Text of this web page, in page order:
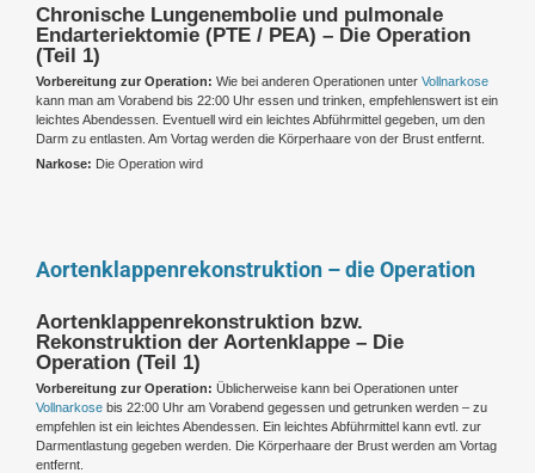
Chronische Lungenembolie und pulmonale
Endarteriektomie (PTE / PEA) – Die Operation
(Teil 1)
Vorbereitung zur Operation: Wie bei anderen Operationen unter Vollnarkose
kann man am Vorabend bis 22:00 Uhr essen und trinken, empfehlenswert ist ein
leichtes Abendessen. Eventuell wird ein leichtes Abführmittel gegeben, um den
Darm zu entlasten. Am Vortag werden die Körperhaare von der Brust entfernt.
Narkose: Die Operation wird
Aortenklappenrekonstruktion – die Operation
Aortenklappenrekonstruktion bzw.
Rekonstruktion der Aortenklappe – Die
Operation (Teil 1)
Vorbereitung zur Operation: Üblicherweise kann bei Operationen unter
Vollnarkose bis 22:00 Uhr am Vorabend gegessen und getrunken werden – zu
empfehlen ist ein leichtes Abendessen. Ein leichtes Abführmittel kann evtl. zur
Darmentlastung gegeben werden. Die Körperhaare der Brust werden am Vortag
entfernt.